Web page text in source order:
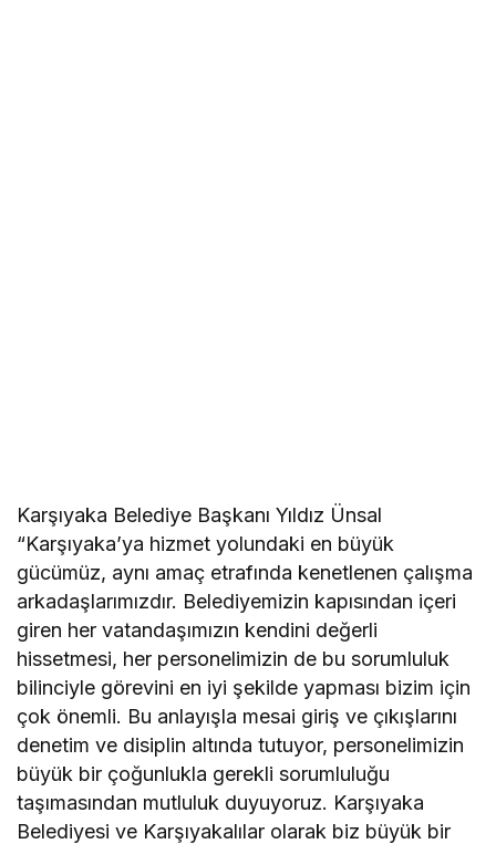
Karşıyaka Belediye Başkanı Yıldız Ünsal
“Karşıyaka’ya hizmet yolundaki en büyük
gücümüz, aynı amaç etrafında kenetlenen çalışma
arkadaşlarımızdır. Belediyemizin kapısından içeri
giren her vatandaşımızın kendini değerli
hissetmesi, her personelimizin de bu sorumluluk
bilinciyle görevini en iyi şekilde yapması bizim için
çok önemli. Bu anlayışla mesai giriş ve çıkışlarını
denetim ve disiplin altında tutuyor, personelimizin
büyük bir çoğunlukla gerekli sorumluluğu
taşımasından mutluluk duyuyoruz. Karşıyaka
Belediyesi ve Karşıyakalılar olarak biz büyük bir